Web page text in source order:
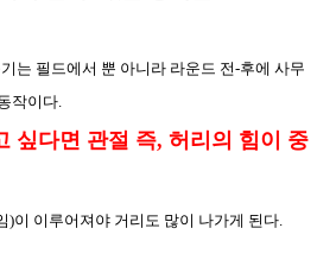
는 필드에서 뿐 아니라 라운드 전-후에 사무
작이다
싶다면 관절 즉, 허리의 힘이 중
)이 이루어져야 거리도 많이 나가게 된다